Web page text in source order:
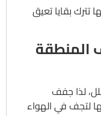
تترك بقايا تعيق
المنطقة
لذا جفف
لتجف في الهواء